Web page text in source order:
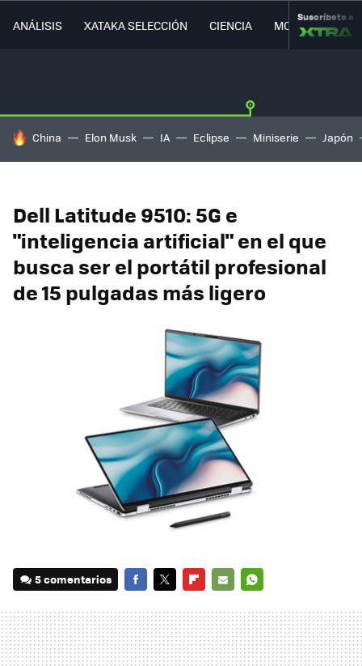
ANÁLISIS XATAKA SELECCIÓN CIENCIA MOVILIDAD
Suscríbete a
HOY SE HABLA DE
China Elon Musk IA Eclipse Miniserie Japón
Dell Latitude 9510: 5G e
"inteligencia artificial" en el que
busca ser el portátil profesional
de 15 pulgadas más ligero
5 comentarios
MAIL